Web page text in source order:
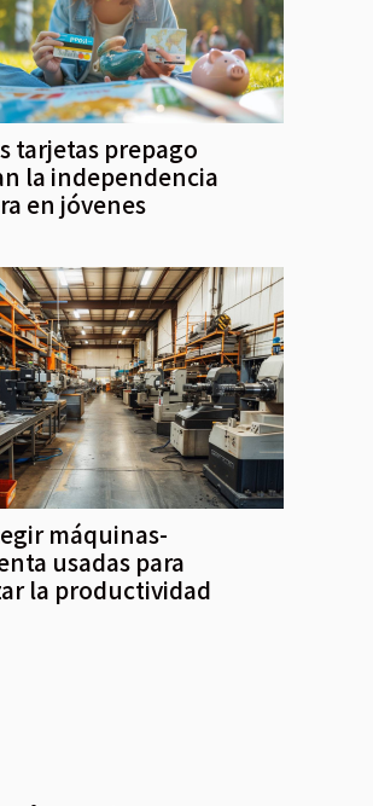
tarjetas prepago
la independencia
en jóvenes
máquinas-
usadas para
la productividad